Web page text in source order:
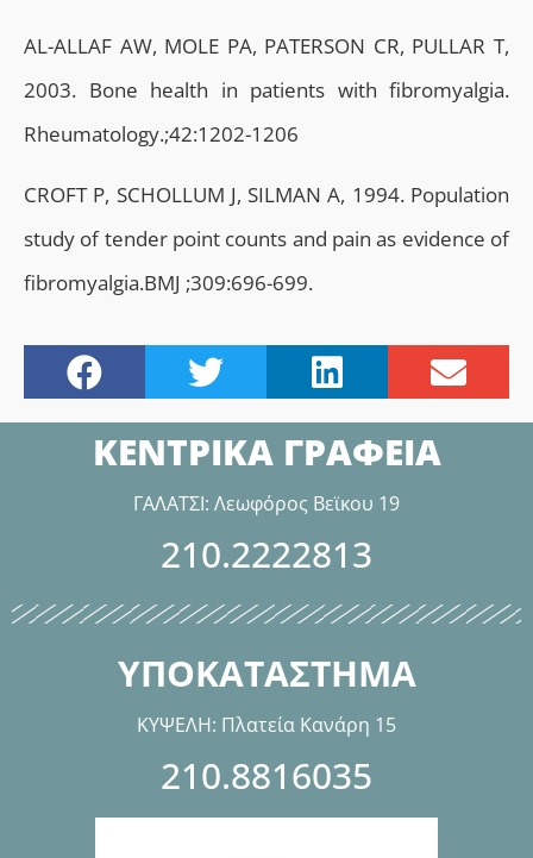
AL-ALLAF AW, MOLE PA, PATERSON CR, PULLAR T,
2003. Bone health in patients with fibromyalgia.
Rheumatology.;42:1202-1206
CROFT P, SCHOLLUM J, SILMAN A, 1994. Population
study of tender point counts and pain as evidence of
fibromyalgia.BMJ ;309:696-699.
ΚΕΝΤΡΙΚΑ ΓΡΑΦΕΙΑ
ΓΑΛΑΤΣΙ: Λεωφόρος Βεϊκου 19
210.2222813
ΥΠΟΚΑΤΑΣΤΗΜΑ
ΚΥΨΕΛΗ: Πλατεία Κανάρη 15
210.8816035